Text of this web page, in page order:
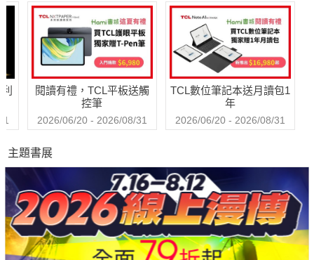
但抱歉，事實是這樣的：
在還沒創業前，每天都要面對「不需要謝謝」、「這裡不接
受業務推廣」種種拒絕……
要不然就是，明明對中醫一竅不通，卻突然地接到要當講師
的任務……
易？
甚至沒有人事經費請專業設計，只好自己「手畫海報」……
但她從來不會讓機會擦身而過，而是抓住每一個可以突破與
改變的契機。
命運般的那天，老闆的一句話，她踏上了創業的道路。
雖然一路走來，沒資金、沒背景、沒門路，甚至沒有生技專
的靜觀練習課
閱讀有禮，TCL平板送觸
控筆
2026/06/20 - 2026/08/31
TCL數位筆記本送月讀包1
年
2026/06/20 - 2026/08/31
主題書展